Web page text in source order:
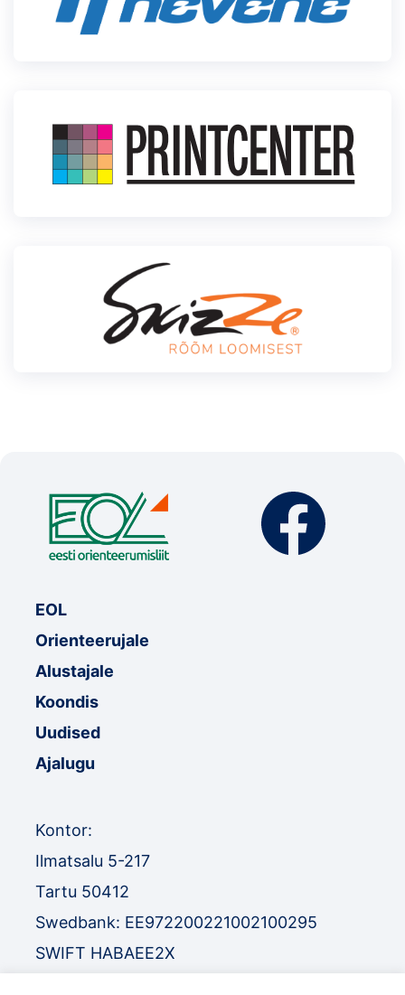
EOL
Orienteerujale
Alustajale
Koondis
Uudised
Ajalugu
Kontor:
Ilmatsalu 5-217
Tartu 50412
Swedbank: EE972200221002100295
SWIFT HABAEE2X